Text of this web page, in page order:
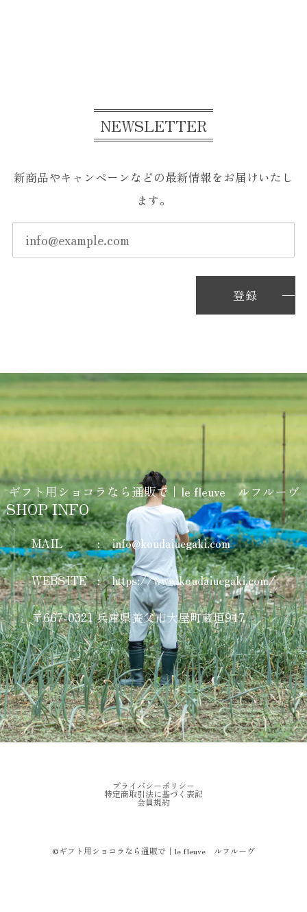
NEWSLETTER
新商品やキャンペーンなどの最新情報をお届けいたし
ます。
登録
ギフト用ショコラなら通販で｜le fleuve ルフルーヴ
SHOP INFO
MAIL : info@koudaiuegaki.com
WEBSITE : https://www.koudaiuegaki.com/
〒667-0321 兵庫県養父市大屋町蔵垣947
プライバシーポリシー
特定商取引法に基づく表記
会員規約
©︎ギフト用ショコラなら通販で｜le fleuve ルフルーヴ